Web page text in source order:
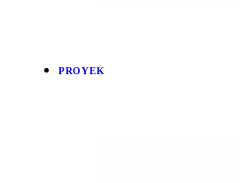
PROYEK